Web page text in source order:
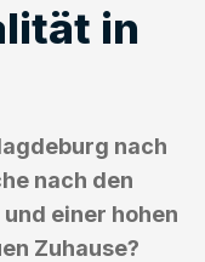
in
nach
nach den
einer hohen
Zuhause?